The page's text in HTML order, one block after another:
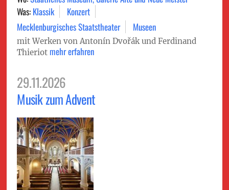
Was: Klassik
Konzert
Mecklenburgisches Staatstheater
Museen
mit Werken von Antonín Dvořák und Ferdinand
Thieriot mehr erfahren
29.11.2026
Musik zum Advent